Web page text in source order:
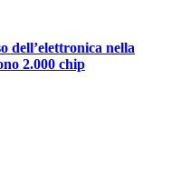
dell’elettronica nella
2.000 chip